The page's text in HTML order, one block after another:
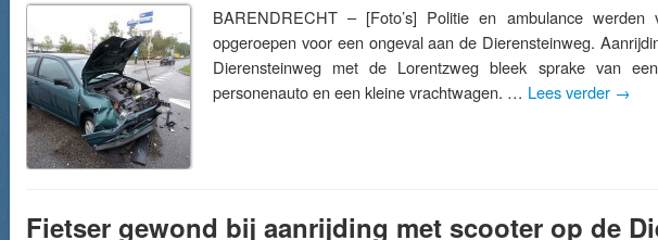
BARENDRECHT – [Foto’s] Politie en ambulance
opgeroepen voor een ongeval aan de Dierensteinweg.
Dierensteinweg met de Lorentzweg bleek sprake van
personenauto en een kleine vrachtwagen. … Lees verder →
Fietser gewond bij aanrijding met scooter op de